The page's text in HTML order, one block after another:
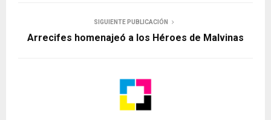
SIGUIENTE PUBLICACIÓN
Arrecifes homenajeó a los Héroes de Malvinas